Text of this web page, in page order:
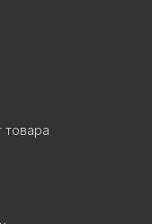
товара